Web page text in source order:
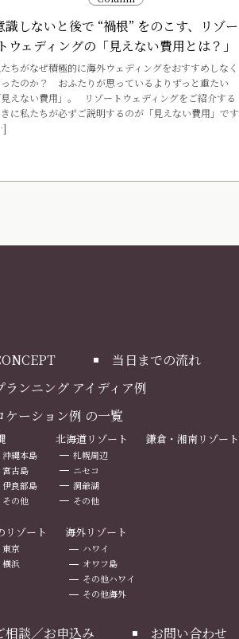
識しないと後で “禍根” をのこす、リゾー
トウェディングの「見えない費用とは？」
ちがなぜ積極的に海外ウェディングをおすすめしなく
たのか？ おふたりが思っているよりずっと重たい
見えない費用」。 リゾートウェディングをご紹介する
きに私たちが必ずご説明するのが「見えない費用」です
当日までの流れ
ランニング アイディア例
ケーション例 の一覧
沖縄本島
宮古島
伊良部島
その他
北海道リゾート
札幌周辺
ニセコ
洞爺湖
その他
鎌倉・湘南リゾート
リゾート
東京
横浜
海外リゾート
ハワイ
オワフ島
その他ハワイ
その他海外
相談／お申込み お問い合わせ